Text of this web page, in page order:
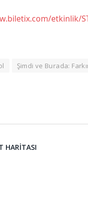
etkinlik/
Şimdi ve Burada:
HARITASI